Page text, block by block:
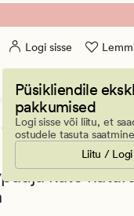
Logi sisse
Püsikliendile
pakkumised
Logi sisse või liitu, et
ostudele tasuta
Liitu / Logi
kate